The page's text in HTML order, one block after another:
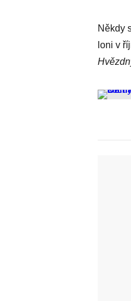
Někdy
loni v